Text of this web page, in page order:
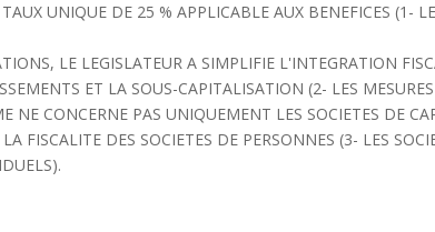
UNIQUE DE 25 % APPLICABLE AUX BENEFICES (1-
LE LEGISLATEUR A SIMPLIFIE L'INTEGRATION
ET LA SOUS-CAPITALISATION (2- LES MESURES
NE CONCERNE PAS UNIQUEMENT LES SOCIETES DE
FISCALITE DES SOCIETES DE PERSONNES (3- LES